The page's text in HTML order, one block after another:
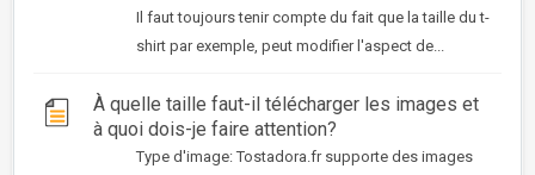
Il faut toujours tenir compte du fait que la taille du t-
shirt par exemple, peut modifier l'aspect de...
À quelle taille faut-il télécharger les images et
à quoi dois-je faire attention?
Type d'image: Tostadora.fr supporte des images